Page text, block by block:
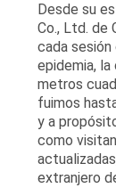
Desde su
Co., Ltd. de
cada sesión
epidemia, la
metros
fuimos
y a
como
extranjero